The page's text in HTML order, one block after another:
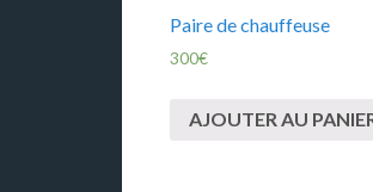
Paire de chauffeuse
300€
AJOUTER AU